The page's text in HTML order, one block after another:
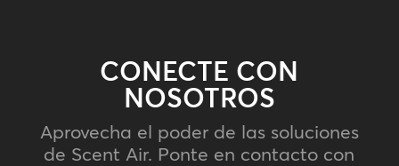
CONECTE CON
NOSOTROS
Aprovecha el poder de las soluciones
de Scent Air. Ponte en contacto con